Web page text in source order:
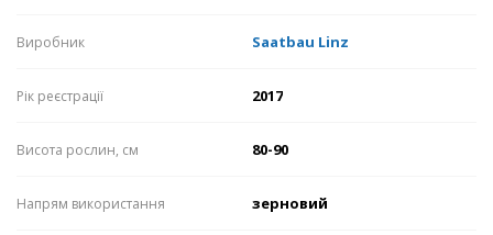
Виробник Saatbau Linz
Рік реєстрації 2017
Висота рослин, см 80-90
Напрям використання зерновий